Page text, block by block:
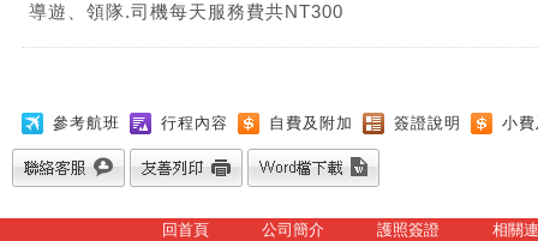
導遊、領隊.司機每天服務費共NT300
參考航班 行程內容 自費及附加 簽證說明 小
回首頁 公司簡介 護照簽證 相關